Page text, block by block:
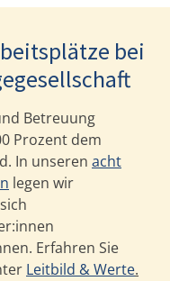
bei
Betreuung
Prozent dem
In unseren acht
legen wir
Erfahren Sie
Leitbild & Werte.